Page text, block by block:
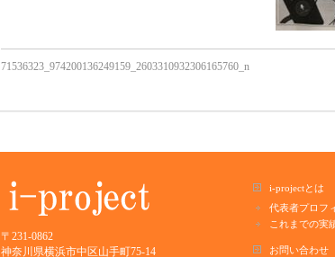
71536323_974200136249159_2603310932306165760_n
〒231-0862
神奈川県横浜市中区山手町75-14
i-projectとは
代表者プロフ
これまでの実
お問い合わせ